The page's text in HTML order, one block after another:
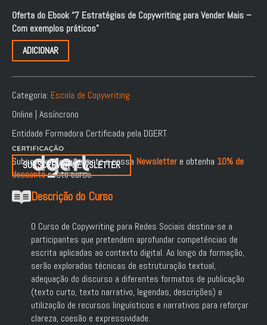
Oferta do Ebook “7 Estratégias de Copywriting para Vender Mais –
Com exemplos práticos”
ADICIONAR
Categoria: Escola de Copywriting
Online | Assíncrono
Entidade Formadora Certificada pela DGERT
Subscreva gratuitamente a nossa Newsletter e obtenha 10% de
descontoneste curso.
SUBSCREVER NEWSLETTER
Descrição do Curso
O Curso de Copywriting para Redes Sociais destina-se a
participantes que pretendem aprofundar competências de
escrita aplicadas ao contexto digital. Ao longo da formação,
serão exploradas técnicas de estruturação textual,
adequação do discurso a diferentes formatos de publicação
(texto curto, texto narrativo, legendas, descrições) e
utilização de recursos linguísticos e narrativos para reforçar
clareza, coesão e expressividade.